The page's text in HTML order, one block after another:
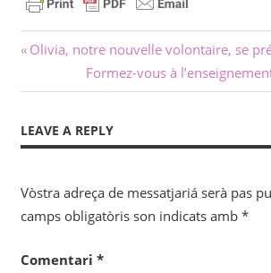
Navigacion
dels
articles
Previous
Olivia, notre nouvelle volontaire, se
Next
Post:
Formez-vous à
LEAVE A REPLY
Vòstra adreça de messatjariá serà pas
camps obligatòris son indicats amb *
Comentari *